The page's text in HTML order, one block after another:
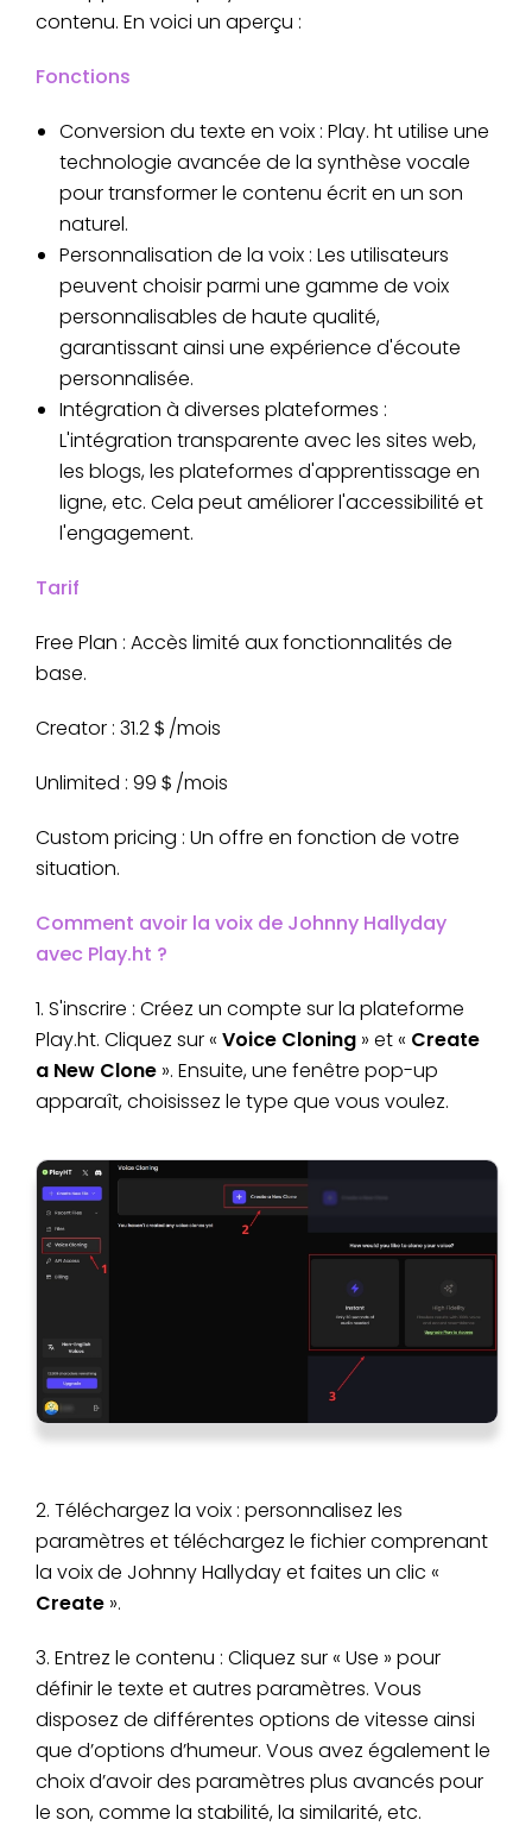
contenu. En voici un aperçu :
Fonctions
Conversion du texte en voix : Play. ht utilise une
technologie avancée de la synthèse vocale
pour transformer le contenu écrit en un son
naturel.
Personnalisation de la voix : Les utilisateurs
peuvent choisir parmi une gamme de voix
personnalisables de haute qualité,
garantissant ainsi une expérience d'écoute
personnalisée.
Intégration à diverses plateformes :
L'intégration transparente avec les sites web,
les blogs, les plateformes d'apprentissage en
ligne, etc. Cela peut améliorer l'accessibilité et
l'engagement.
Tarif
Free Plan : Accès limité aux fonctionnalités de
base.
Creator : 31.2＄/mois
Unlimited : 99＄/mois
Custom pricing : Un offre en fonction de votre
situation.
Comment avoir la voix de Johnny Hallyday
avec Play.ht ?
1. S'inscrire : Créez un compte sur la plateforme
Play.ht. Cliquez sur « Voice Cloning » et « Create
a New Clone ». Ensuite, une fenêtre pop-up
apparaît, choisissez le type que vous voulez.
2. Téléchargez la voix : personnalisez les
paramètres et téléchargez le fichier comprenant
la voix de Johnny Hallyday et faites un clic «
Create ».
3. Entrez le contenu : Cliquez sur « Use » pour
définir le texte et autres paramètres. Vous
disposez de différentes options de vitesse ainsi
que d’options d’humeur. Vous avez également le
choix d’avoir des paramètres plus avancés pour
le son, comme la stabilité, la similarité, etc.